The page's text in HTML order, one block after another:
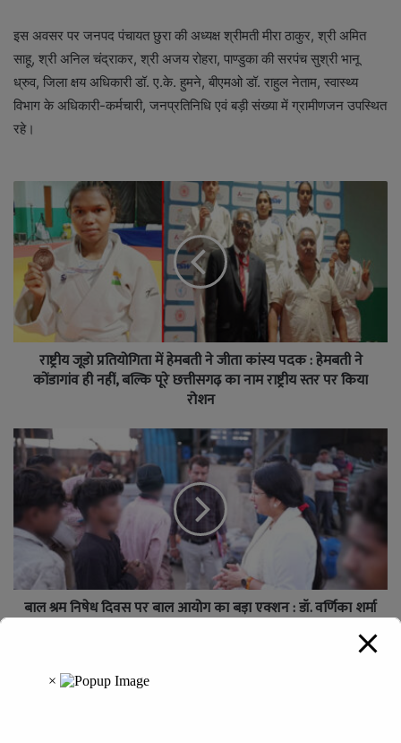
इस अवसर पर जनपद पंचायत छुरा की अध्यक्ष श्रीमती मीरा ठाकुर, श्री अमित
साहू, श्री अनिल चंद्राकर, श्री अजय रोहरा, पाण्डुका की सरपंच सुश्री भानू
ध्रुव, जिला क्षय अधिकारी डॉ. ए.के. हुमने, बीएमओ डॉ. राहुल नेताम, स्वास्थ्य
विभाग के अधिकारी-कर्मचारी, जनप्रतिनिधि एवं बड़ी संख्या में ग्रामीणजन उपस्थित
रहे।
राष्ट्रीय जूडो प्रतियोगिता में हेमबती ने जीता कांस्य पदक : हेमबती ने
कोंडागांव ही नहीं, बल्कि पूरे छत्तीसगढ़ का नाम राष्ट्रीय स्तर पर किया
रोशन
बाल श्रम निषेध दिवस पर बाल आयोग का बड़ा एक्शन : डॉ. वर्णिका शर्मा
Leave a Reply